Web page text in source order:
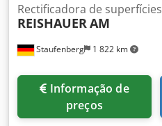
Staufenberg 1 822 km
Rectificadora de superfícies
REISHAUER AM
preços